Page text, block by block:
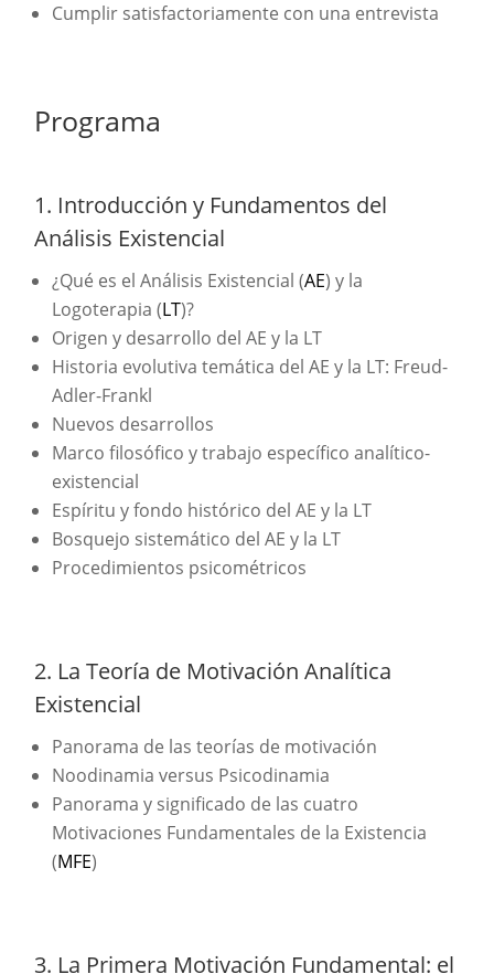
Cumplir satisfactoriamente con una entrevista
Programa
1. Introducción y Fundamentos del
Análisis Existencial
¿Qué es el Análisis Existencial (AE) y la
Logoterapia (LT)?
Origen y desarrollo del AE y la LT
Historia evolutiva temática del AE y la LT: Freud-
Adler-Frankl
Nuevos desarrollos
Marco filosófico y trabajo específico analítico-
existencial
Espíritu y fondo histórico del AE y la LT
Bosquejo sistemático del AE y la LT
Procedimientos psicométricos
2. La Teoría de Motivación Analítica
Existencial
Panorama de las teorías de motivación
Noodinamia versus Psicodinamia
Panorama y significado de las cuatro
Motivaciones Fundamentales de la Existencia
(MFE)
3. La Primera Motivación Fundamental: el